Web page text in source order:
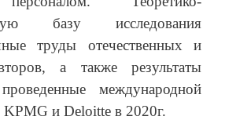
базу исследования
труды отечественных и
а также результаты
международной
и Deloitte в 2020г.